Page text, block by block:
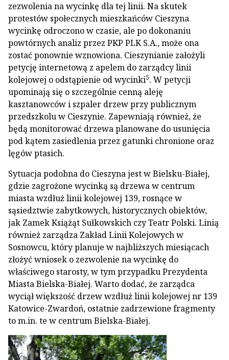
zezwolenia na wycinkę dla tej linii. Na skutek
protestów społecznych mieszkańców Cieszyna
wycinkę odroczono w czasie, ale po dokonaniu
powtórnych analiz przez PKP PLK S.A., może ona
zostać ponownie wznowiona. Cieszynianie założyli
petycję internetową z apelem do zarządcy linii
kolejowej o odstąpienie od wycinki5. W petycji
upominają się o szczególnie cenną aleję
kasztanowców i szpaler drzew przy publicznym
przedszkolu w Cieszynie. Zapewniają również, że
będą monitorować drzewa planowane do usunięcia
pod kątem zasiedlenia przez gatunki chronione oraz
lęgów ptasich.
Sytuacja podobna do Cieszyna jest w Bielsku-Białej,
gdzie zagrożone wycinką są drzewa w centrum
miasta wzdłuż linii kolejowej 139, rosnące w
sąsiedztwie zabytkowych, historycznych obiektów,
jak Zamek Książąt Sułkowskich czy Teatr Polski. Linią
również zarządza Zakład Linii Kolejowych w
Sosnowcu, który planuje w najbliższych miesiącach
złożyć wniosek o zezwolenie na wycinkę do
właściwego starosty, w tym przypadku Prezydenta
Miasta Bielska-Białej. Warto dodać, że zarządca
wyciął większość drzew wzdłuż linii kolejowej nr 139
Katowice-Zwardoń, ostatnie zadrzewione fragmenty
to m.in. te w centrum Bielska-Białej.